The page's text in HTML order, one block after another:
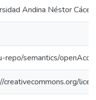
Andina Néstor
repo/semantics/
creativecommons.org/